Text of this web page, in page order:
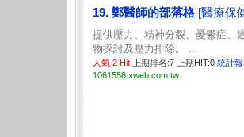
19. 鄭醫師的部落格 [醫療保
提供壓力、精神分裂、憂鬱症、
物探討及壓力排除。 ...
人氣 2 Hit 上期排名:7 上期HIT:0 統計
1061558.xweb.com.tw